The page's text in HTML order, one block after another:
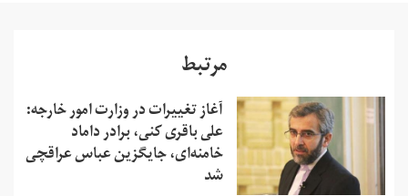
مرتبط
آغاز تغییرات در وزارت امور خارجه:
علی باقری کنی، برادر داماد
خامنه‌ای، جایگزین عباس عراقچی
شد